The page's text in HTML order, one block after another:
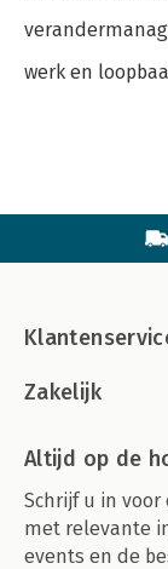
werk en
Zakelijk
Altijd op de
Schrijf u in
met relevante
events en de